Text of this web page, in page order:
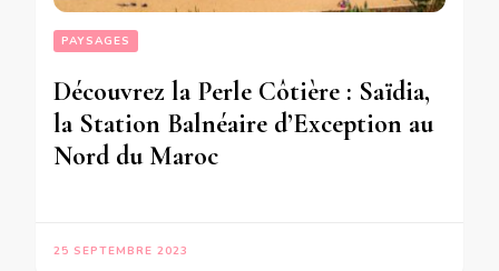
PAYSAGES
Découvrez la Perle Côtière : Saïdia,
la Station Balnéaire d’Exception au
Nord du Maroc
25 SEPTEMBRE 2023